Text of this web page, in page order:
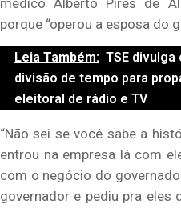
porque “operou a esposa do
Leia Também: TSE
divisão de tempo para
eleitoral de rádio e TV
“Não sei se você sabe a
entrou na empresa lá com
com o negócio do
governador e pediu pra eles